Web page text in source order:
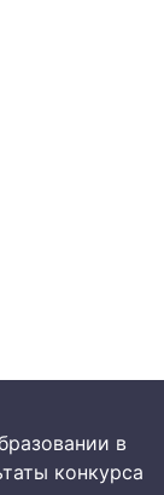
в
конкурса